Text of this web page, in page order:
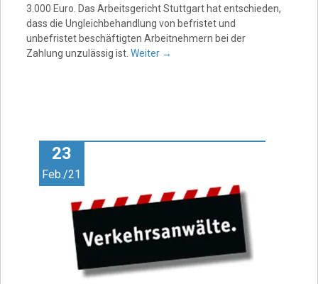
3.000 Euro. Das Arbeitsgericht Stuttgart hat entschieden,
dass die Ungleichbehandlung von befristet und
unbefristet beschäftigten Arbeitnehmern bei der
Zahlung unzulässig ist. Weiter →
23
Feb./21